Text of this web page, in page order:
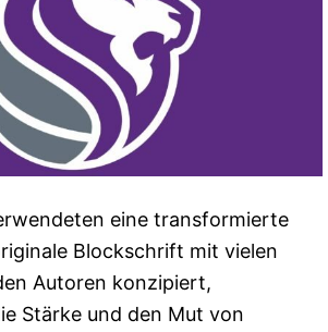
eine transformierte
Blockschrift mit vielen
Autoren konzipiert,
Stärke und den Mut von